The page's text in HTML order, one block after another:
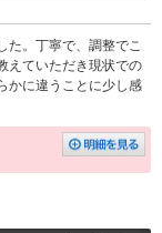
た。丁寧で、調整でこ
えていただき現状での
かに違うことに少し感